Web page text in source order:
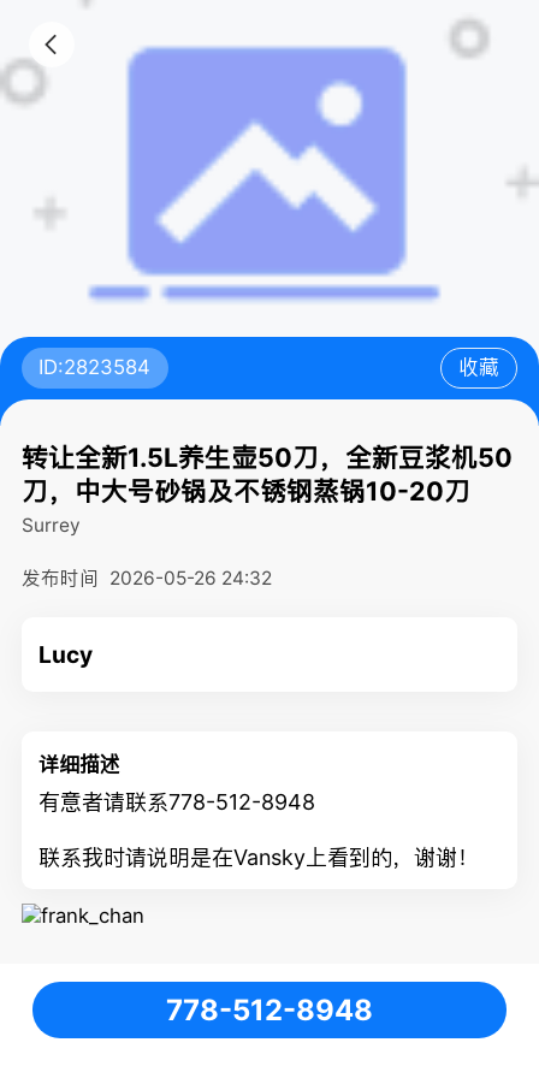
ID:2823584 收藏
转让全新1.5L养生壶50刀，全新豆浆机50
刀，中大号砂锅及不锈钢蒸锅10-20刀
Surrey
发布时间 2026-05-26 24:32
Lucy
详细描述
有意者请联系778-512-8948
联系我时请说明是在Vansky上看到的，谢谢！
778-512-8948